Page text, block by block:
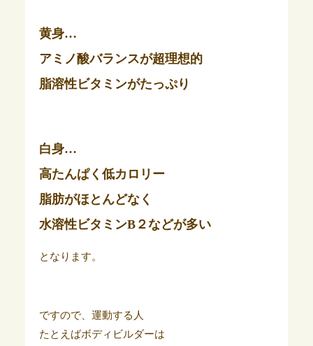
黄身…
アミノ酸バランスが超理想的
脂溶性ビタミンがたっぷり
白身…
高たんぱく低カロリー
脂肪がほとんどなく
水溶性ビタミンB２などが多い
となります。
ですので、運動する人
たとえばボディビルダーは